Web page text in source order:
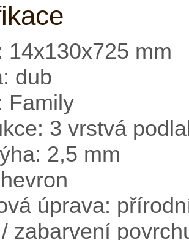
14x130x725 mm
dub
Family
3 vrstvá
2,5 mm
úprava:
zabarvení